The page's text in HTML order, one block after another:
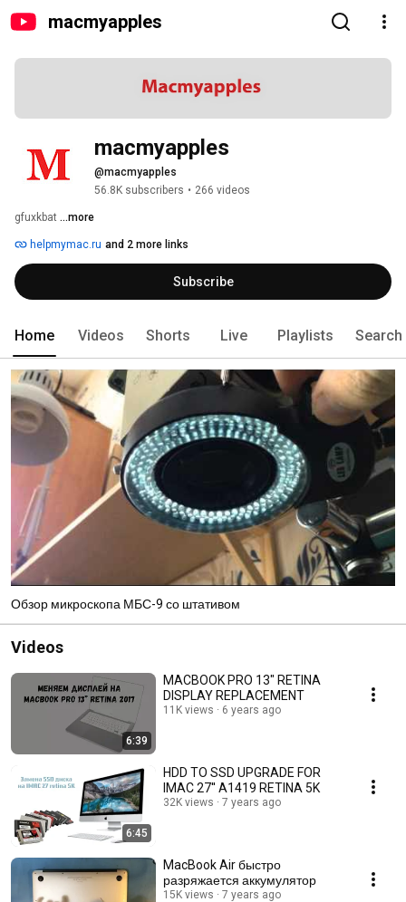
macmyapples
macmyapples
@macmyapples
56.8K subscribers • 266 videos
gfuxkbat ...more
helpmymac.ru and 2 more links
Subscribe
Home Videos Shorts Live Playlists Search
Обзор микроскопа МБС-9 со штативом
Videos
6:39
MACBOOK PRO 13" RETINA
DISPLAY REPLACEMENT
11K views 6 years ago
6:45
HDD TO SSD UPGRADE FOR
IMAC 27'' A1419 RETINA 5K
32K views 7 years ago
MacBook Air быстро
разряжается аккумулятор
15K views 7 years ago